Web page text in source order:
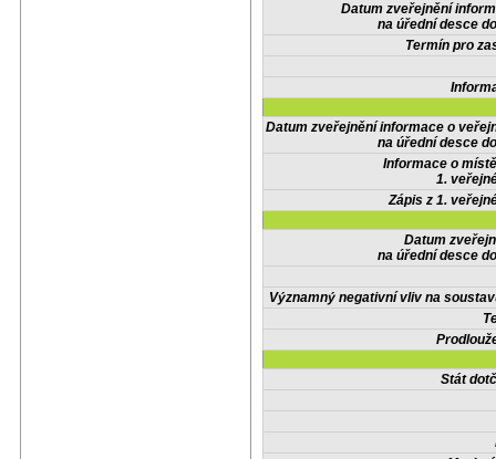
Datum zveřejnění
na úřední desce
Termín pro
Datum zveřejnění informace o
na úřední desce
Informace o
1.
Zápis z 1.
Datum
na úřední desce
Významný negativní vliv na
Stát